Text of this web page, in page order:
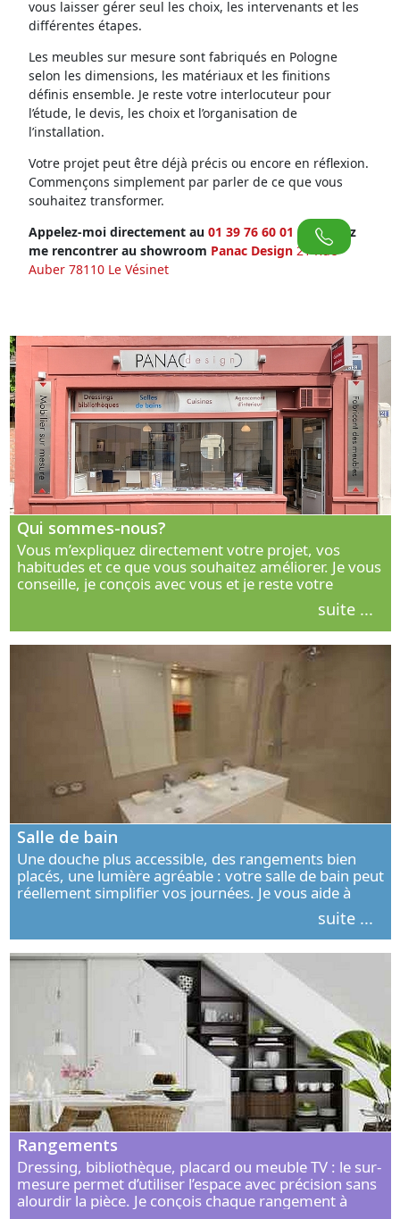
vous laisser gérer seul les choix, les intervenants et les
différentes étapes.
Les meubles sur mesure sont fabriqués en Pologne
selon les dimensions, les matériaux et les finitions
définis ensemble. Je reste votre interlocuteur pour
l’étude, le devis, les choix et l’organisation de
l’installation.
Votre projet peut être déjà précis ou encore en réflexion.
Commençons simplement par parler de ce que vous
souhaitez transformer.
Appelez-moi directement au 01 39 76 60 01 ou venez
me rencontrer au showroom Panac Design 21 Rue
Auber 78110 Le Vésinet
Qui sommes-nous?
Vous m’expliquez directement votre projet, vos
habitudes et ce que vous souhaitez améliorer. Je vous
conseille, je conçois avec vous et je reste votre
interlocuteur principal. Découvrez ma façon de vous
suite ...
Salle de bain
Une douche plus accessible, des rangements bien
placés, une lumière agréable : votre salle de bain peut
réellement simplifier vos journées. Je vous aide à
concevoir un espace élégant, confortable et adapté à
suite ...
Rangements
Dressing, bibliothèque, placard ou meuble TV : le sur-
mesure permet d’utiliser l’espace avec précision sans
alourdir la pièce. Je conçois chaque rangement à